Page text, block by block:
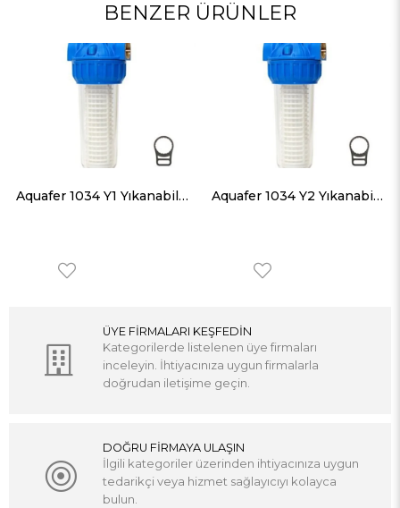
BENZER ÜRÜNLER
Aquafer 1034 Y1 Yıkanabilir Filtre 3/4 inc 50 Micron Aquafer 1034 Y2 Yıkanabilir Filtre 3/4 inc 100 Micron
ÜYE FİRMALARI KEŞFEDİN
Kategorilerde listelenen üye firmaları
inceleyin. İhtiyacınıza uygun firmalarla
doğrudan iletişime geçin.
DOĞRU FİRMAYA ULAŞIN
İlgili kategoriler üzerinden ihtiyacınıza uygun
tedarikçi veya hizmet sağlayıcıyı kolayca
bulun.